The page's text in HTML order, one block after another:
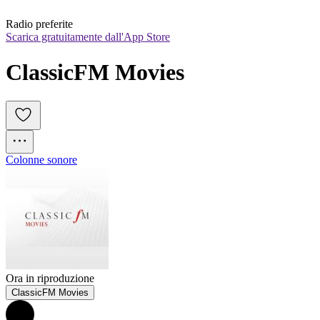
Radio preferite
Scarica gratuitamente dall'App Store
ClassicFM Movies
Colonne sonore
Ora in riproduzione
ClassicFM Movies